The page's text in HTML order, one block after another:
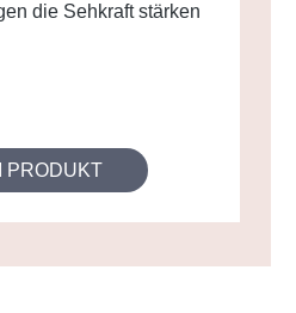
die Sehkraft stärken
PRODUKT